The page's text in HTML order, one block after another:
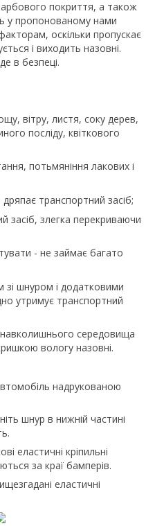
покриття, а також
у пропонованому нами
оскільки пропускає
і виходить назовні.
в безпеці.
вітру, листя, соку дерев,
посліду, квіткового
потьмяніння лакових і
транспортний засіб;
засіб, злегка перекриваючи
- не займає багато
зі шнуром і додатковими
утримує транспортний
середовища
вологу назовні.
надрукованою
шнур в нижній частині
еластичні кріпильні
за краї бамперів.
еластичні